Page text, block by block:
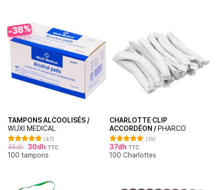
-38%
TAMPONS ALCOOLISÉS /
WUXI MEDICAL
Note 4.87
sur 5
(47)
48dh 30dh TTC
100 tampons
CHARLOTTE CLIP
ACCORDÉON / PHARCO
Note4.95
sur 5
(19)
37dh TTC
100 Charlottes